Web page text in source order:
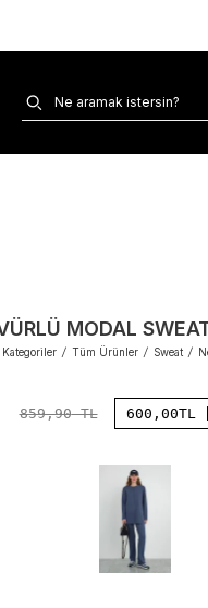
MODAL
/ Tüm Ürünler / Sweat /
859,90TL 600,00TL